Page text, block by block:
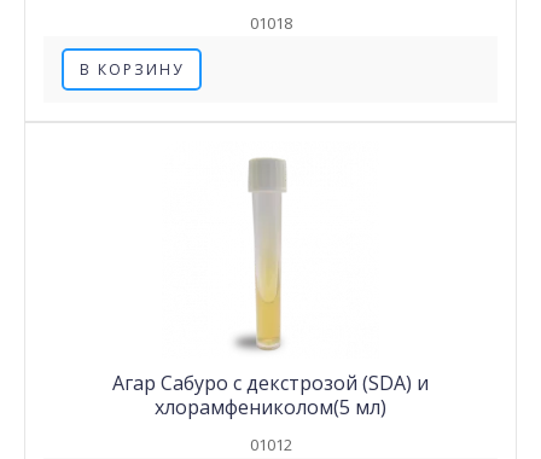
01018
В КОРЗИНУ
Агар Сабуро с декстрозой (SDA) и
хлорамфениколом(5 мл)
01012